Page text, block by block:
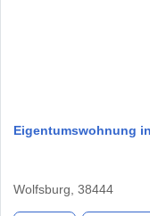
Eigentumswohnung
Wolfsburg, 38444